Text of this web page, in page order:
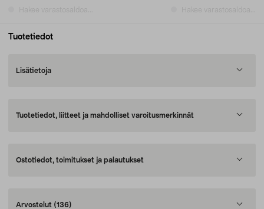
Tuotetiedot
Lisätietoja
Tuotetiedot, liitteet ja mahdolliset varoitusmerkinnät
Ostotiedot, toimitukset ja palautukset
Arvostelut (136)